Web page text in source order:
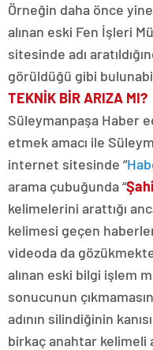
Örneğin daha önce
alınan eski Fen İşleri
sitesinde adı
görüldüğü gibi
TEKNİK BİR ARIZA MI?
Süleymanpaşa Haber
etmek amacı ile
internet sitesinde “
arama çubuğunda “
kelimelerini arattığı
kelimesi geçen
videoda da
alınan eski bilgi işlem
sonucunun
adının silindiğinin
birkaç anahtar kelimeli